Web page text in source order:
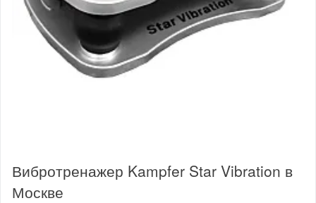
Вибротренажер Kampfer Star Vibration в
Москве